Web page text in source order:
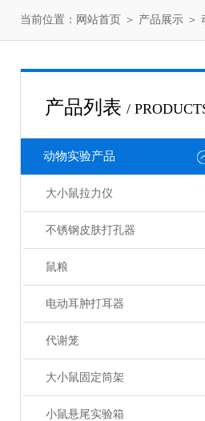
当前位置： 网站首页 ＞ 产品展示 ＞
产品列表 /
动物实验产品
大小鼠拉力仪
不锈钢皮肤打孔器
鼠粮
电动耳肿打耳器
代谢笼
大小鼠固定筒架
小鼠悬尾实验箱